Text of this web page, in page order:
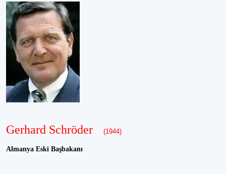
Gerhard Schröder (1944)
Almanya Eski Başbakanı